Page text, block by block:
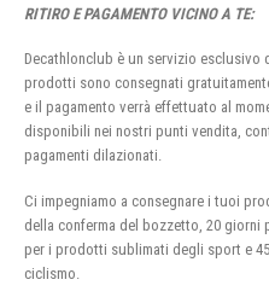
RITIRO E PAGAMENTO VICINO A TE:
Decathlonclub è un servizio
prodotti sono consegnati
e il pagamento verrà effettuato al
disponibili nei nostri punti vendita,
pagamenti dilazionati.
Ci impegniamo a consegnare i tuoi
della conferma del bozzetto, 20
per i prodotti sublimati degli sport e
ciclismo.